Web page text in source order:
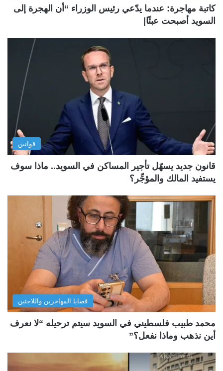
كاتبة مهاجرة: عندما يدّعي رئيس الوزراء “أن الهجرة إلى
السويد أصبحت عبئًا|
قوانين
قانون جديد يسهّل تأجير المساكن في السويد.. ماذا سوف
يستفيد المالك والمؤجِّر؟
قضايا المهاجرين واللاجئين
محمد طبيب فلسطيني في السويد سيتم ترحيله “لا نعرف
أين نذهب وماذا نفعل؟”